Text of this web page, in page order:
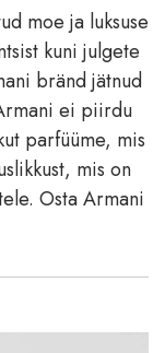
moe ja luksuse
kuni julgete
bränd jätnud
ei piirdu
parfüüme, mis
mis on
Osta Armani